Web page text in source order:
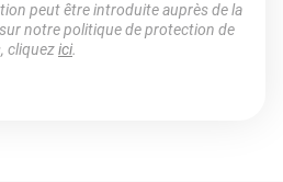
peut être introduite auprès de la
notre politique de protection de
cliquezici.